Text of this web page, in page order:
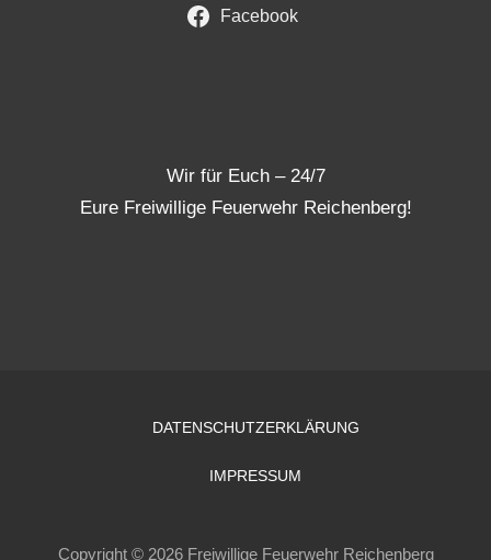
Facebook
Wir für Euch – 24/7
Eure Freiwillige Feuerwehr Reichenberg!
DATENSCHUTZERKLÄRUNG
IMPRESSUM
Copyright © 2026 Freiwillige Feuerwehr Reichenberg